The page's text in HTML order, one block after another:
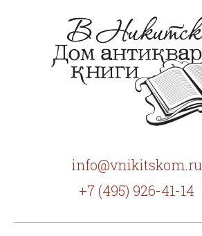
info@vnikitskom.ru
+7 (495) 926-41-14